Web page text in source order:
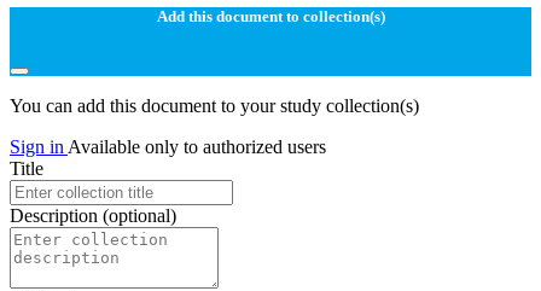
Add this document to collection(s)
You can add this document to your study collection(s)
Sign in Available only to authorized users
Title
Description (optional)